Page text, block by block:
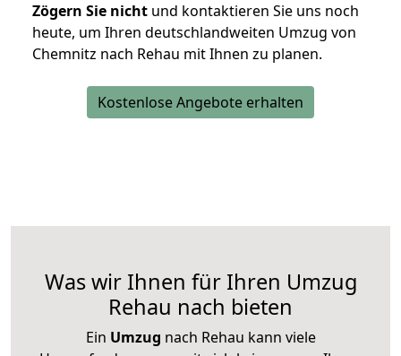
Zögern Sie nicht und kontaktieren Sie uns noch
heute, um Ihren deutschlandweiten Umzug von
Chemnitz nach Rehau mit Ihnen zu planen.
Kostenlose Angebote erhalten
Was wir Ihnen für Ihren Umzug
Rehau nach bieten
Ein Umzug nach Rehau kann viele